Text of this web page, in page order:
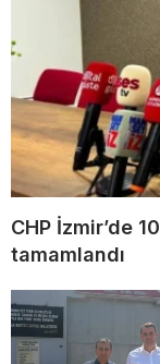
CHP İzmir’de
tamamlandı